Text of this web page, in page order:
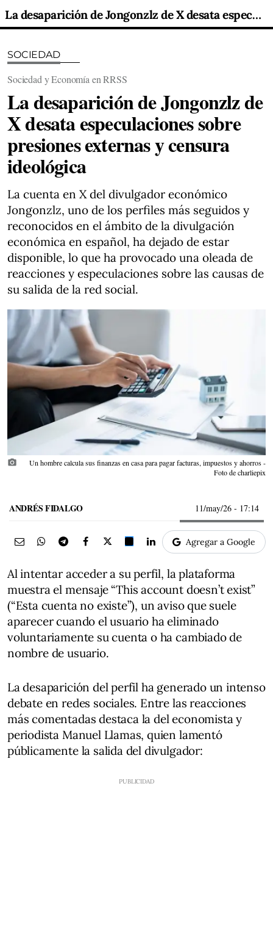
La desaparición de Jongonzlz de X desata especulaciones sobre presiones externas y censura ideológica
SOCIEDAD
Sociedad y Economía en RRSS
La desaparición de Jongonzlz de
X desata especulaciones sobre
presiones externas y censura
ideológica
La cuenta en X del divulgador económico
Jongonzlz, uno de los perfiles más seguidos y
reconocidos en el ámbito de la divulgación
económica en español, ha dejado de estar
disponible, lo que ha provocado una oleada de
reacciones y especulaciones sobre las causas de
su salida de la red social.
photo_camera
Un hombre calcula sus finanzas en casa para pagar facturas, impuestos y ahorros -
Foto de charliepix
ANDRÉS FIDALGO 11/may/26 - 17:14
Agregar a Google
Al intentar acceder a su perfil, la plataforma
muestra el mensaje “This account doesn’t exist”
(“Esta cuenta no existe”), un aviso que suele
aparecer cuando el usuario ha eliminado
voluntariamente su cuenta o ha cambiado de
nombre de usuario.
La desaparición del perfil ha generado un intenso
debate en redes sociales. Entre las reacciones
más comentadas destaca la del economista y
periodista Manuel Llamas, quien lamentó
públicamente la salida del divulgador: